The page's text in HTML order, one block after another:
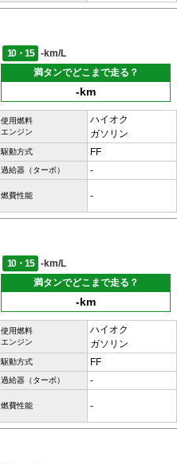
10・15
-km/L
満タンでどこまで走る？
-km
使用燃料
エンジン
ハイオク
ガソリン
駆動方式 FF
過給器（ターボ） -
燃費性能 -
10・15
-km/L
満タンでどこまで走る？
-km
使用燃料
エンジン
ハイオク
ガソリン
駆動方式 FF
過給器（ターボ） -
燃費性能 -